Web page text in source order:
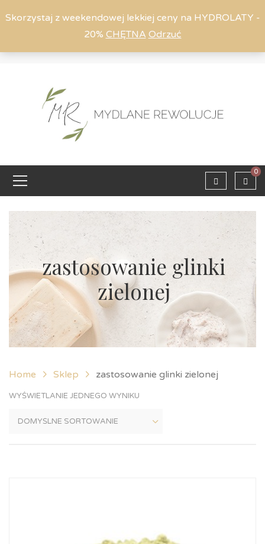
Skorzystaj z weekendowej lekkiej ceny na HYDROLATY -
20% CHĘTNA Odrzuć
0
zastosowanie glinki
zielonej
Home Sklep zastosowanie glinki zielonej
WYŚWIETLANIE JEDNEGO WYNIKU